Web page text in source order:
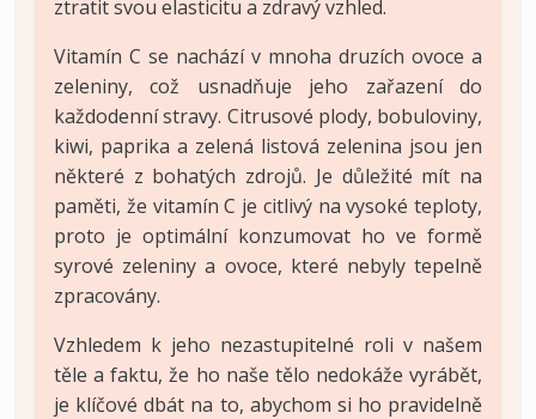
ztratit svou elasticitu a zdravý vzhled.
Vitamín C se nachází v mnoha druzích ovoce a
zeleniny, což usnadňuje jeho zařazení do
každodenní stravy. Citrusové plody, bobuloviny,
kiwi, paprika a zelená listová zelenina jsou jen
některé z bohatých zdrojů. Je důležité mít na
paměti, že vitamín C je citlivý na vysoké teploty,
proto je optimální konzumovat ho ve formě
syrové zeleniny a ovoce, které nebyly tepelně
zpracovány.
Vzhledem k jeho nezastupitelné roli v našem
těle a faktu, že ho naše tělo nedokáže vyrábět,
je klíčové dbát na to, abychom si ho pravidelně